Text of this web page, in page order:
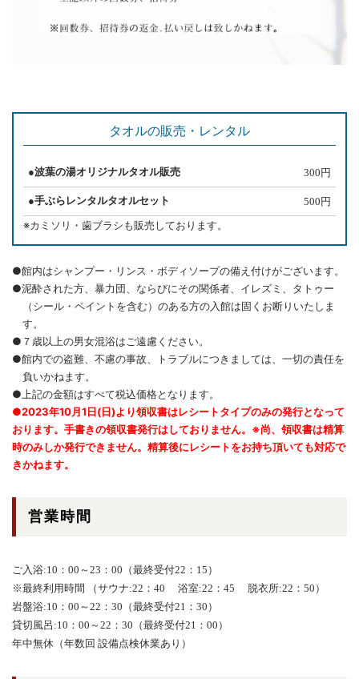
タオルの販売・レンタル
●波葉の湯オリジナルタオル販売 300円
●手ぶらレンタルタオルセット 500円
※カミソリ・歯ブラシも販売しております。
●館内はシャンプー・リンス・ボディソープの備え付けがございます。
●泥酔された方、暴力団、ならびにその関係者、イレズミ、タトゥー
（シール・ペイントを含む）のある方の入館は固くお断りいたしま
す。
●７歳以上の男女混浴はご遠慮ください。
●館内での盗難、不慮の事故、トラブルにつきましては、一切の責任を
負いかねます。
●上記の金額はすべて税込価格となります。
●2023年10月1日(日)より領収書はレシートタイプのみの発行となって
おります。手書きの領収書発行はしておりません。※尚、領収書は精算
時のみしか発行できません。精算後にレシートをお持ち頂いても対応で
きかねます。
営業時間
ご入浴:10：00～23：00（最終受付22：15）
※最終利用時間 （サウナ:22：40 浴室:22：45 脱衣所:22：50）
岩盤浴:10：00～22：30（最終受付21：30）
貸切風呂:10：00～22：30（最終受付21：00）
年中無休（年数回 設備点検休業あり）